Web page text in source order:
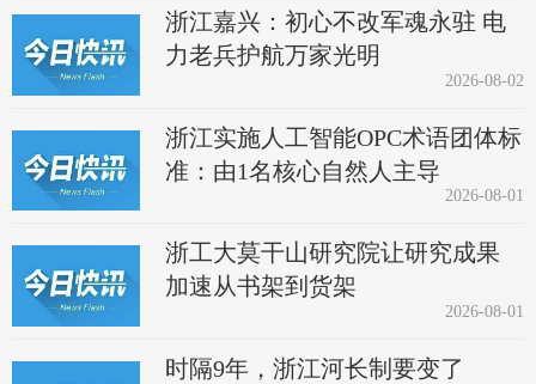
浙江嘉兴：初心不改军魂永驻 电
力老兵护航万家光明
2026-08-02
浙江实施人工智能OPC术语团体标
准：由1名核心自然人主导
2026-08-01
浙工大莫干山研究院让研究成果
加速从书架到货架
2026-08-01
时隔9年，浙江河长制要变了